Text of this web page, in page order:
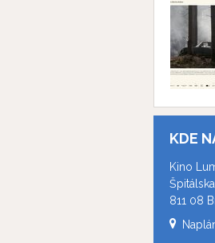
KDE
Kino
811 08